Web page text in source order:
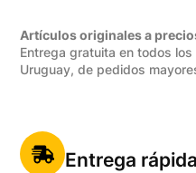
Artículos originales a
Entrega gratuita en todos
Uruguay, de pedidos
Entrega rápida